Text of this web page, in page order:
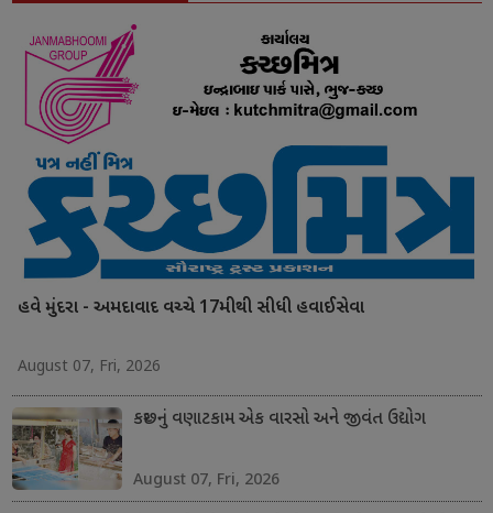
હવે મુંદરા - અમદાવાદ વચ્ચે 17મીથી સીધી હવાઈસેવા
August 07, Fri, 2026
કચ્છનું વણાટકામ એક વારસો અને જીવંત ઉદ્યોગ
August 07, Fri, 2026